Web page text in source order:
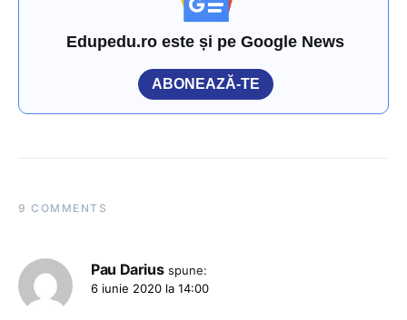
Edupedu.ro este și pe Google News
ABONEAZĂ-TE
9 COMMENTS
Pau Darius spune:
6 iunie 2020 la 14:00